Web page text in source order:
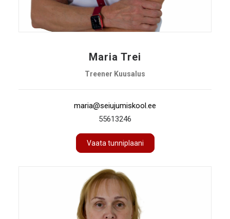
Maria Trei
Treener Kuusalus
maria@seiujumiskool.ee
55613246
Vaata tunniplaani